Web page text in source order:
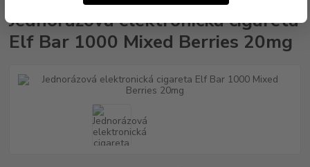
Jednorázová elektronická cigareta
Elf Bar 1000 Mixed Berries 20mg